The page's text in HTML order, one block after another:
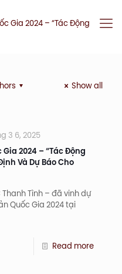
Show all
3 6, 2025
2024 – “Tác Động
Và Dự Báo Cho
Thanh Tình – đã vinh dự
Quốc Gia 2024 tại
Read more